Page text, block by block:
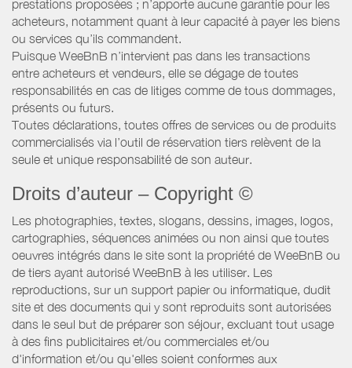
prestations proposées ; n’apporte aucune garantie pour les
acheteurs, notamment quant à leur capacité à payer les biens
ou services qu’ils commandent.
Puisque WeeBnB n’intervient pas dans les transactions
entre acheteurs et vendeurs, elle se dégage de toutes
responsabilités en cas de litiges comme de tous dommages,
présents ou futurs.
Toutes déclarations, toutes offres de services ou de produits
commercialisés via l’outil de réservation tiers relèvent de la
seule et unique responsabilité de son auteur.
Droits d’auteur – Copyright ©
Les photographies, textes, slogans, dessins, images, logos,
cartographies, séquences animées ou non ainsi que toutes
oeuvres intégrés dans le site sont la propriété de WeeBnB ou
de tiers ayant autorisé WeeBnB à les utiliser. Les
reproductions, sur un support papier ou informatique, dudit
site et des documents qui y sont reproduits sont autorisées
dans le seul but de préparer son séjour, excluant tout usage
à des fins publicitaires et/ou commerciales et/ou
d'information et/ou qu'elles soient conformes aux